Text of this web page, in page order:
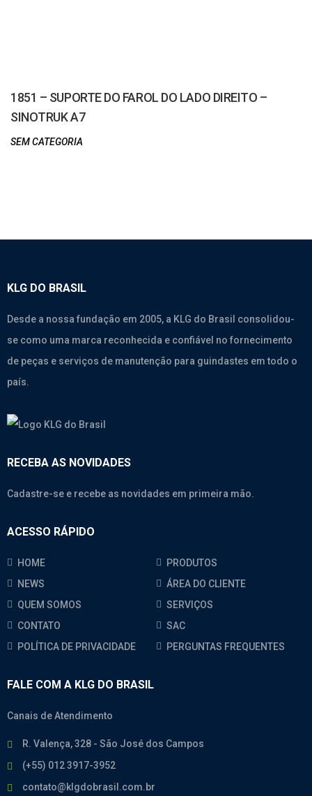
1851 – SUPORTE DO FAROL DO LADO DIREITO –
SINOTRUK A7
SEM CATEGORIA
KLG DO BRASIL
Desde a nossa fundação em 2005, a KLG do Brasil consolidou-
se como uma marca reconhecida e confiável no fornecimento
de peças e serviços de manutenção para guindastes em todo o
país.
RECEBA AS NOVIDADES
Cadastre-se e recebe as novidades em primeira mão.
ACESSO RÁPIDO
HOME
PRODUTOS
NEWS
ÁREA DO CLIENTE
QUEM SOMOS
SERVIÇOS
CONTATO
SAC
POLÍTICA DE PRIVACIDADE
PERGUNTAS FREQUENTES
FALE COM A KLG DO BRASIL
Canais de Atendimento
R. Valença, 328 - São José dos Campos
(+55) 012 3917-3952
contato@klgdobrasil.com.br